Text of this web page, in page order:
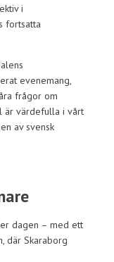
i
fortsatta
evenemang,
frågor om
är värdefulla i vårt
av svensk
dagen – med ett
där Skaraborg